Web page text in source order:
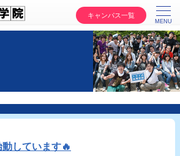
キャンパス一覧
しています🔥